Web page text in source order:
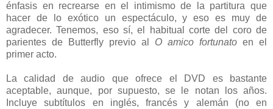
énfasis en recrearse en el intimismo de la partitura que
hacer de lo exótico un espectáculo, y eso es muy de
agradecer. Tenemos, eso sí, el habitual corte del coro de
parientes de Butterfly previo al O amico fortunato en el
primer acto.
La calidad de audio que ofrece el DVD es bastante
aceptable, aunque, por supuesto, se le notan los años.
Incluye subtítulos en inglés, francés y alemán (no en